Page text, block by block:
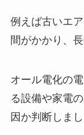
例えば古いエ
間がかかり、
オール電化の
る設備や家電
因か判断しまし